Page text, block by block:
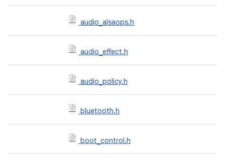
audio_alsaops.h
audio_effect.h
audio_policy.h
bluetooth.h
boot_control.h